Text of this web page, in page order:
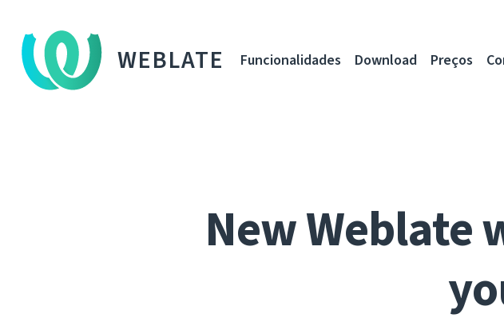
WEBLATE Funcionalidades Download Preços
New Weblate